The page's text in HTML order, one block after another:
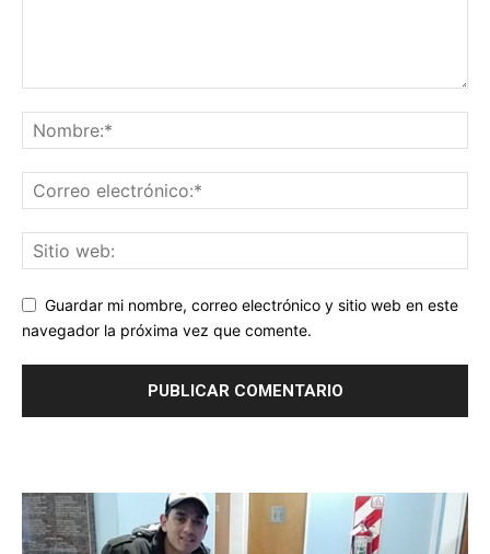
Guardar mi nombre, correo electrónico y sitio web en este
navegador la próxima vez que comente.